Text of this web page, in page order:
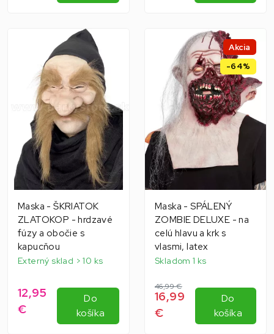
Maska - ŠKRIATOK
ZLATOKOP - hrdzavé
fúzy a obočie s
kapucňou
Externý sklad > 10 ks
12,95
€
Do
košíka
Akcia
-64%
Maska - SPÁLENÝ
ZOMBIE DELUXE - na
celú hlavu a krk s
vlasmi, latex
Skladom 1 ks
46,99 €
16,99
€
Do
košíka